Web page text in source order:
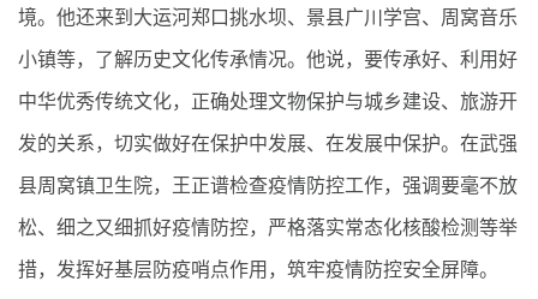
境。他还来到大运河郑口挑水坝、景县广川学宫、周窝音乐
小镇等，了解历史文化传承情况。他说，要传承好、利用好
中华优秀传统文化，正确处理文物保护与城乡建设、旅游开
发的关系，切实做好在保护中发展、在发展中保护。在武强
县周窝镇卫生院，王正谱检查疫情防控工作，强调要毫不放
松、细之又细抓好疫情防控，严格落实常态化核酸检测等举
措，发挥好基层防疫哨点作用，筑牢疫情防控安全屏障。